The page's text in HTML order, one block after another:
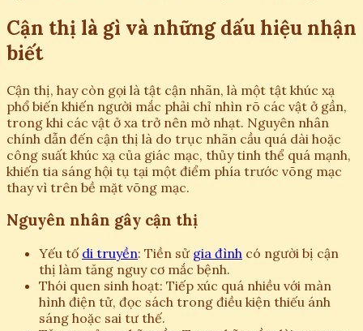
Cận thị là gì và những dấu hiệu nhận
biết
Cận thị, hay còn gọi là tật cận nhãn, là một tật khúc xạ
phổ biến khiến người mắc phải chỉ nhìn rõ các vật ở gần,
trong khi các vật ở xa trở nên mờ nhạt. Nguyên nhân
chính dẫn đến cận thị là do trục nhãn cầu quá dài hoặc
công suất khúc xạ của giác mạc, thủy tinh thể quá mạnh,
khiến tia sáng hội tụ tại một điểm phía trước võng mạc
thay vì trên bề mặt võng mạc.
Nguyên nhân gây cận thị
Yếu tố di truyền: Tiền sử gia đình có người bị cận
thị làm tăng nguy cơ mắc bệnh.
Thói quen sinh hoạt: Tiếp xúc quá nhiều với màn
hình điện tử, đọc sách trong điều kiện thiếu ánh
sáng hoặc sai tư thế.